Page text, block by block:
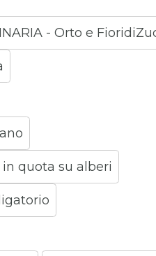
- Orto e
quota su alberi